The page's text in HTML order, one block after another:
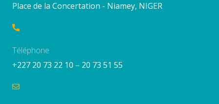
Place de la Concertation - Niamey, NIGER
Téléphone
+227 20 73 22 10 – 20 73 51 55